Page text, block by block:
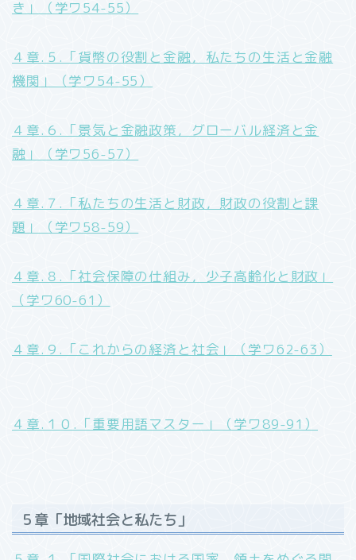
き」（学ワ54-55）
４章.５.「貨幣の役割と金融，私たちの生活と金融
機関」（学ワ54-55）
４章.６.「景気と金融政策，グローバル経済と金
融」（学ワ56-57）
４章.７.「私たちの生活と財政，財政の役割と課
題」（学ワ58-59）
４章.８.「社会保障の仕組み，少子高齢化と財政」
（学ワ60-61）
４章.９.「これからの経済と社会」（学ワ62-63）
４章.１０.「重要用語マスター」（学ワ89-91）
５章「地域社会と私たち」